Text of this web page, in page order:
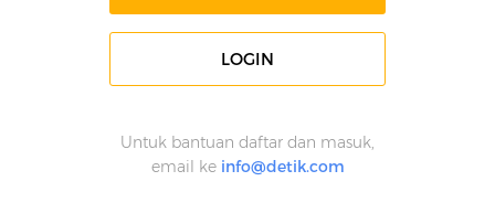
LOGIN
Untuk bantuan daftar dan masuk,
email ke info@detik.com